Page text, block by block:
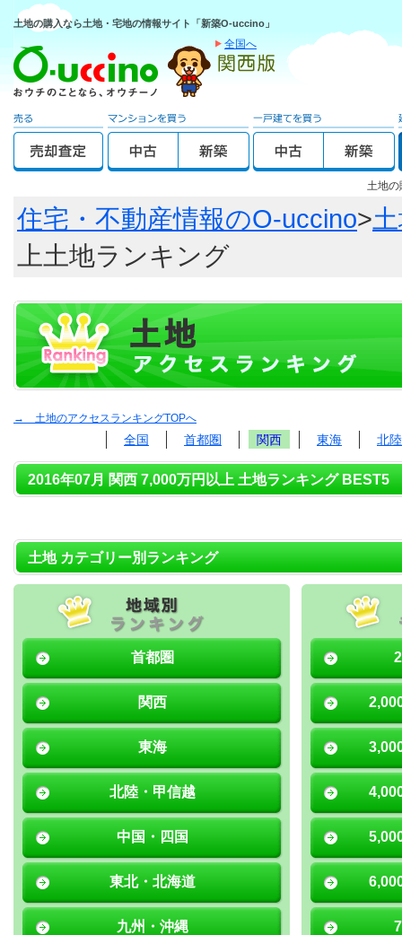
土地の購入なら土地・宅地の情報サイト「新築O-uccino」
全国へ
土地
住宅・不動産情報のO-uccino>
上土地ランキング
→ 土地のアクセスランキングTOPへ
全国 首都圏 関西 東海 北
2016年07月 関西 7,000万円以上 土地ランキング BEST5
土地 カテゴリー別ランキング
首都圏
関西
東海
北陸・甲信越
中国・四国
東北・北海道
九州・沖縄